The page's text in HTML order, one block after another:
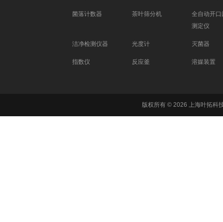
菌落计数器 茶叶筛分机
全自动开口
测定仪
洁净检测仪器 光度计 灭菌器
指数仪 反应釜 溶媒装置
版权所有 © 2026 上海叶拓科